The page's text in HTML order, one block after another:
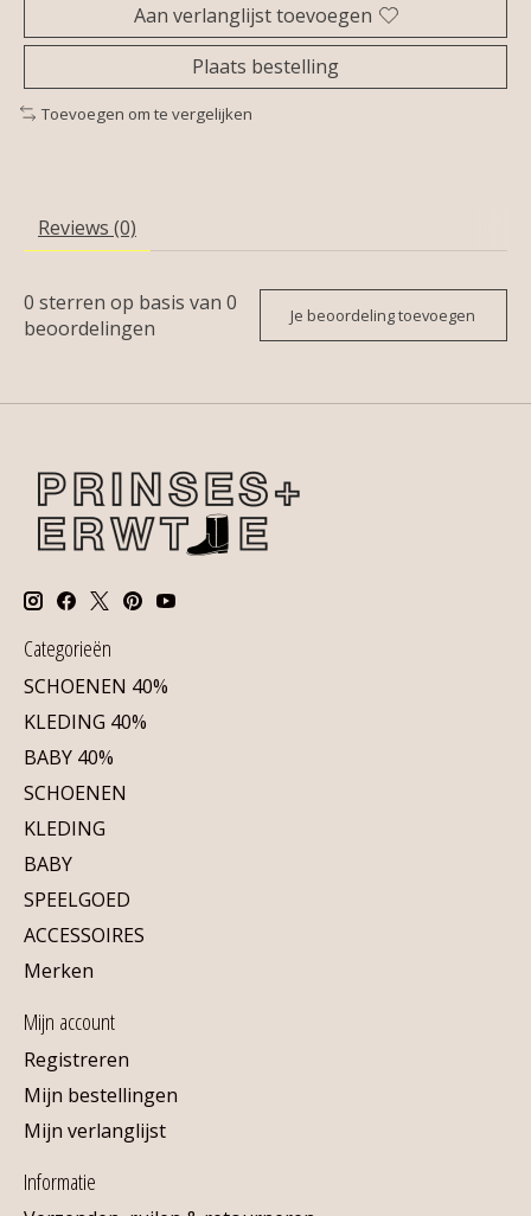
Aan verlanglijst toevoegen
Plaats bestelling
Toevoegen om te vergelijken
Reviews (0)
0 sterren op basis van 0
beoordelingen
Je beoordeling toevoegen
Categorieën
SCHOENEN 40%
KLEDING 40%
BABY 40%
SCHOENEN
KLEDING
BABY
SPEELGOED
ACCESSOIRES
Merken
Mijn account
Registreren
Mijn bestellingen
Mijn verlanglijst
Informatie